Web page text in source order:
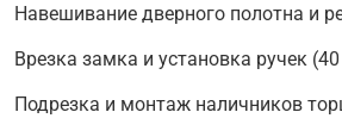
Навешивание дверного полотна и
Врезка замка и установка ручек
Подрезка и монтаж наличников